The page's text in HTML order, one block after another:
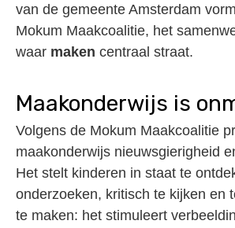
van de gemeente Amsterdam
Mokum Maakcoalitie, het
waar maken centraal straat.
Maakonderwijs is
Volgens de Mokum Maakcoalitie
maakonderwijs nieuwsgierigheid
Het stelt kinderen in staat te
onderzoeken, kritisch te kijken en
te maken: het stimuleert